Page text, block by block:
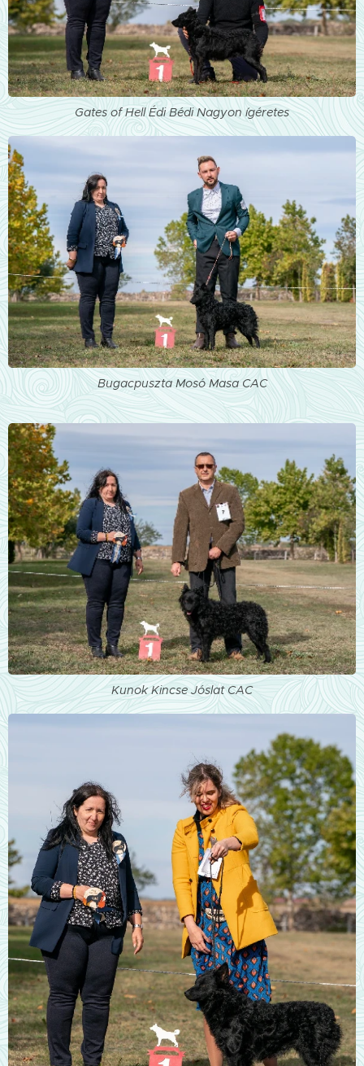
Gates of Hell Édi Bédi Nagyon ígéretes
Bugacpuszta Mosó Masa CAC
Kunok Kincse Jóslat CAC